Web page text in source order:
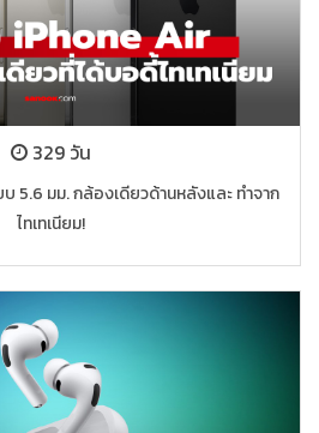
329 วัน
5.6 มม. กล้องเดียวด้านหลังและ ทำจาก
ไทเทเนียม!